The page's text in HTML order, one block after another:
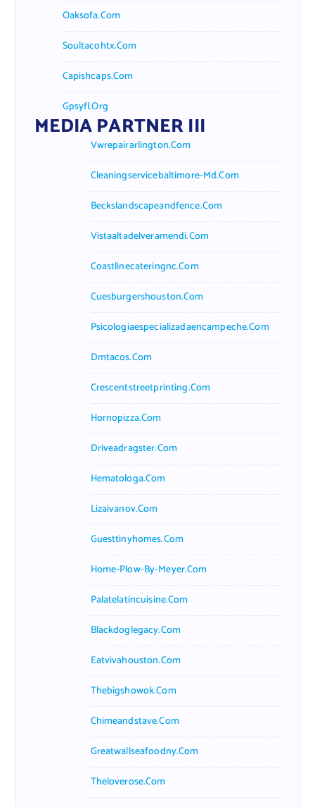
Oaksofa.com
Soultacohtx.com
Capishcaps.com
Gpsyfl.org
MEDIA PARTNER III
Vwrepairarlington.com
Cleaningservicebaltimore-Md.com
Beckslandscapeandfence.com
Vistaaltadelveramendi.com
Coastlinecateringnc.com
Cuesburgershouston.com
Psicologiaespecializadaencampeche.com
Dmtacos.com
Crescentstreetprinting.com
Hornopizza.com
Driveadragster.com
Hematologa.com
Lizaivanov.com
Guesttinyhomes.com
Home-Plow-By-Meyer.com
Palatelatincuisine.com
Blackdoglegacy.com
Eatvivahouston.com
Thebigshowok.com
Chimeandstave.com
Greatwallseafoodny.com
Theloverose.com